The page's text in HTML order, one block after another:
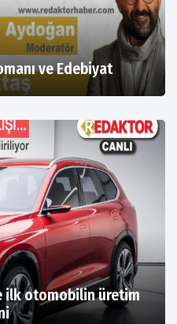
ve Edebiyat
ilk otomobilin üretim